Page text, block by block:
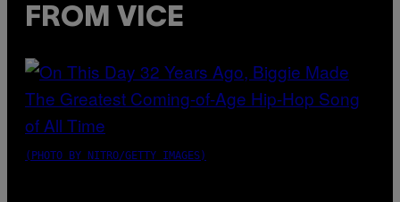
FROM VICE
(PHOTO BY NITRO/GETTY IMAGES)